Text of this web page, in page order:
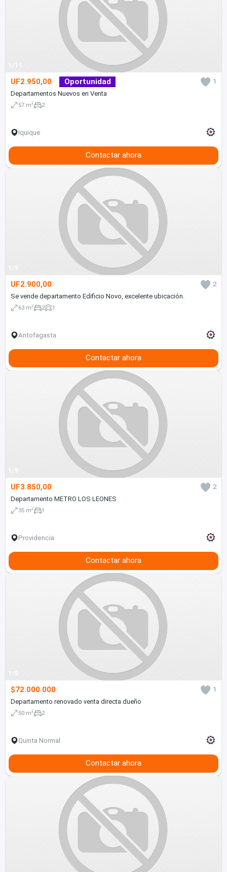
1/11
UF2.950,00 Oportunidad
1
Departamentos Nuevos en Venta
57 m2 2
Iquique
Contactar ahora
1/9
UF2.900,00
2
Se vende departamento Edificio Novo, excelente ubicación.
63 m2 2 1
Antofagasta
Contactar ahora
1/9
UF3.850,00
2
Departamento METRO LOS LEONES
35 m2 1
Providencia
Contactar ahora
1/5
$72.000.000
1
Departamento renovado venta directa dueño
50 m2 2
Quinta Normal
Contactar ahora